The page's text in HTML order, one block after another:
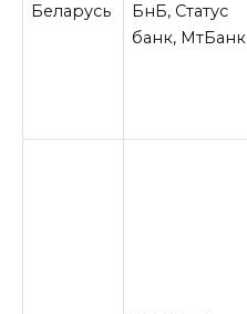
Беларусь
БнБ, Статус
банк, МтБанк